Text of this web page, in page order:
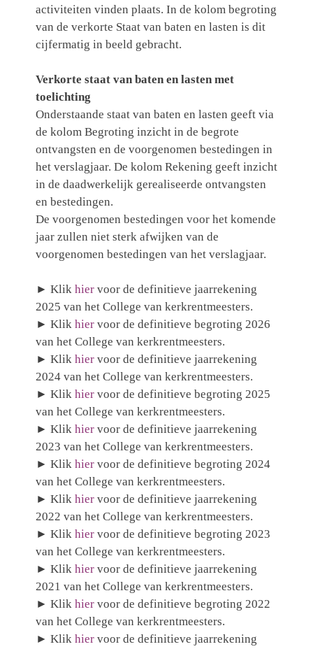
activiteiten vinden plaats. In de kolom begroting
van de verkorte Staat van baten en lasten is dit
cijfermatig in beeld gebracht.
Verkorte staat van baten en lasten met
toelichting
Onderstaande staat van baten en lasten geeft via
de kolom Begroting inzicht in de begrote
ontvangsten en de voorgenomen bestedingen in
het verslagjaar. De kolom Rekening geeft inzicht
in de daadwerkelijk gerealiseerde ontvangsten
en bestedingen.
De voorgenomen bestedingen voor het komende
jaar zullen niet sterk afwijken van de
voorgenomen bestedingen van het verslagjaar.
► Klik hier voor de definitieve jaarrekening
2025 van het College van kerkrentmeesters.
► Klik hier voor de definitieve begroting 2026
van het College van kerkrentmeesters.
► Klik hier voor de definitieve jaarrekening
2024 van het College van kerkrentmeesters.
► Klik hier voor de definitieve begroting 2025
van het College van kerkrentmeesters.
► Klik hier voor de definitieve jaarrekening
2023 van het College van kerkrentmeesters.
► Klik hier voor de definitieve begroting 2024
van het College van kerkrentmeesters.
► Klik hier voor de definitieve jaarrekening
2022 van het College van kerkrentmeesters.
► Klik hier voor de definitieve begroting 2023
van het College van kerkrentmeesters.
► Klik hier voor de definitieve jaarrekening
2021 van het College van kerkrentmeesters.
► Klik hier voor de definitieve begroting 2022
van het College van kerkrentmeesters.
► Klik hier voor de definitieve jaarrekening